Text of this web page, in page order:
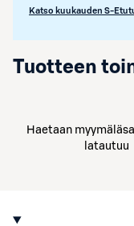
Katso kuukauden S-
Tuotteen
Haetaan
latautuu